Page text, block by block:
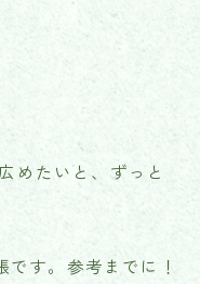
めたいと、ずっと
す。参考までに！